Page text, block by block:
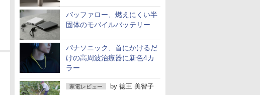
バッファロー、燃えにくい半
固体のモバイルバッテリー
パナソニック、首にかけるだ
けの高周波治療器に新色4カ
ラー
家電レビュー by 徳王 美智子